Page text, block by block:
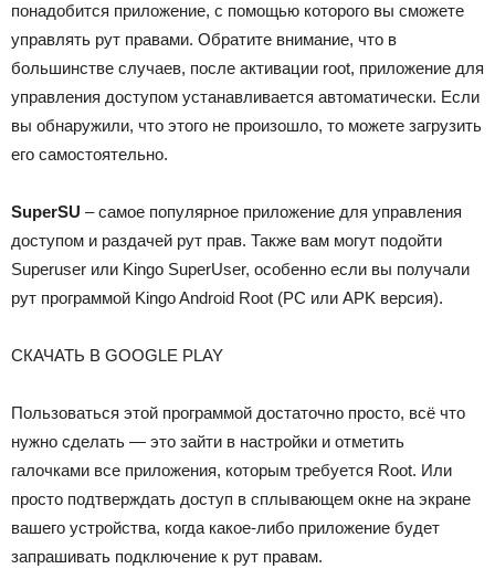
понадобится приложение, с помощью которого вы сможете
управлять рут правами. Обратите внимание, что в
большинстве случаев, после активации root, приложение для
управления доступом устанавливается автоматически. Если
вы обнаружили, что этого не произошло, то можете загрузить
его самостоятельно.
SuperSU – самое популярное приложение для управления
доступом и раздачей рут прав. Также вам могут подойти
Superuser или Kingo SuperUser, особенно если вы получали
рут программой Kingo Android Root (PC или APK версия).
СКАЧАТЬ В GOOGLE PLAY
Пользоваться этой программой достаточно просто, всё что
нужно сделать — это зайти в настройки и отметить
галочками все приложения, которым требуется Root. Или
просто подтверждать доступ в сплывающем окне на экране
вашего устройства, когда какое-либо приложение будет
запрашивать подключение к рут правам.